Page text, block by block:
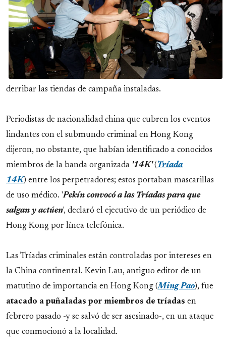
derribar las tiendas de campaña instaladas.
Periodistas de nacionalidad china que cubren los eventos
lindantes con el submundo criminal en Hong Kong
dijeron, no obstante, que habían identificado a conocidos
miembros de la banda organizada '14K'(Tríada
14K) entre los perpetradores; estos portaban mascarillas
de uso médico. 'Pekín convocó a las Tríadas para que
salgan y actúen', declaró el ejecutivo de un periódico de
Hong Kong por línea telefónica.
Las Tríadas criminales están controladas por intereses en
la China continental. Kevin Lau, antiguo editor de un
matutino de importancia en Hong Kong (Ming Pao), fue
atacado a puñaladas por miembros de tríadas en
febrero pasado -y se salvó de ser asesinado-, en un ataque
que conmocionó a la localidad.